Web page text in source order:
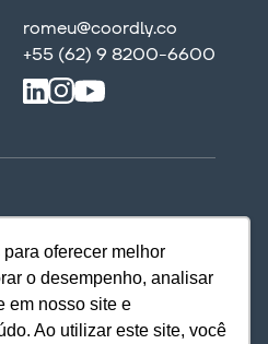
oferecer melhor
o desempenho, analisar
em nosso site e
Ao utilizar este site, você
romeu@coordly.co
+55 (62) 9 8200-6600